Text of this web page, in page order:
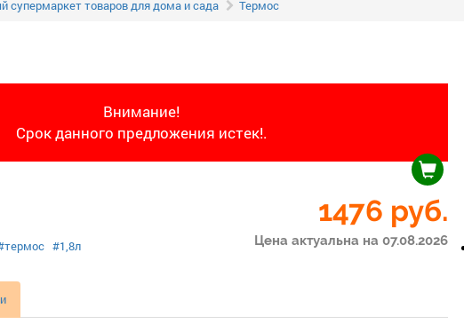
супермаркет товаров для дома и сада Термос
Внимание!
Срок данного предложения истек!.
1476 руб.
Цена актуальна на 07.08.2026
#1,8л